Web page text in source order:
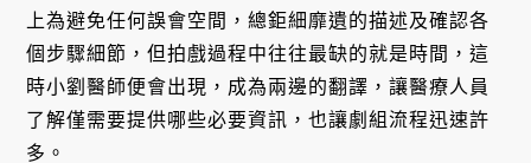
上為避免任何誤會空間，總鉅細靡遺的描述及確認各
個步驟細節，但拍戲過程中往往最缺的就是時間，這
時小劉醫師便會出現，成為兩邊的翻譯，讓醫療人員
了解僅需要提供哪些必要資訊，也讓劇組流程迅速許
多。